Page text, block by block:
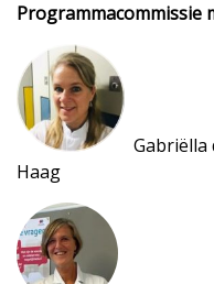
Programmacommissie
Gabriëlla
Haag